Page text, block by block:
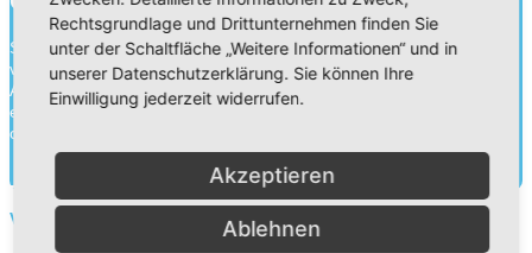
Schule ist mehr als Wissensvermittlung. Durch die Zusammenarbeit
von Schülern, Lehrern und Eltern gehen wir an unseren
Adventistischen Bekenntnisschulen eine Erziehungspartnerschaft
ein. Neben der Wissensvermittlung legen wir ebenso Wert auf die
charakterliche Entwick...
Vorschüler
Rechtsgrundlage und Drittunternehmen finden Sie
unter der Schaltfläche „Weitere Informationen“ und in
unserer Datenschutzerklärung. Sie können Ihre
Einwilligung jederzeit widerrufen.
Akzeptieren
Ablehnen